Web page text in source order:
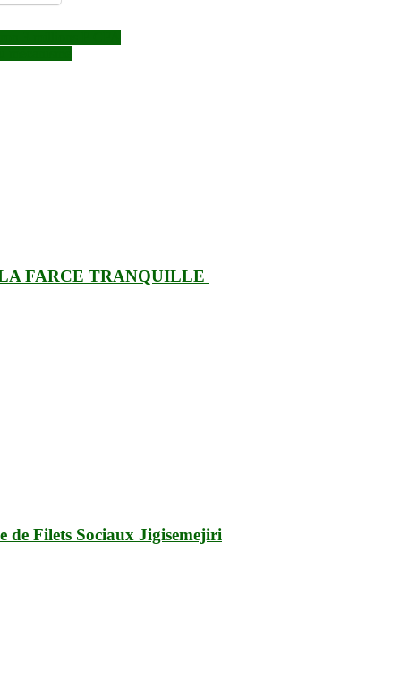
FARCE TRANQUILLE
Filets Sociaux Jigisemejiri